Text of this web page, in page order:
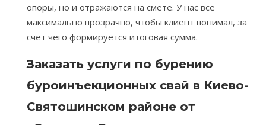
опоры, но и отражаются на смете. У нас все
максимально прозрачно, чтобы клиент понимал, за
счет чего формируется итоговая сумма.
Заказать услуги по бурению
буроинъекционных свай в Киево-
Святошинском районе от